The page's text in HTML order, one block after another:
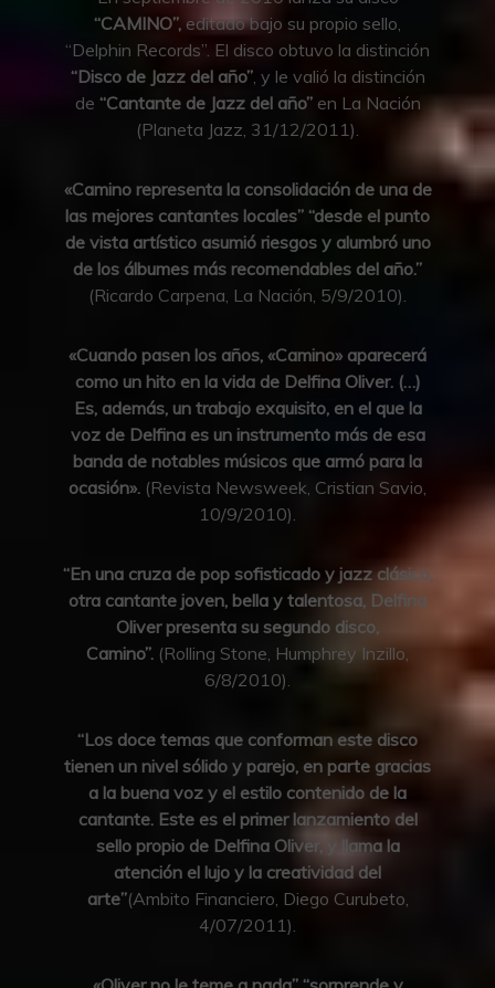
“CAMINO”, editado bajo su propio sello,
“Delphin Records”. El disco obtuvo la distinción
“Disco de Jazz del año”, y le valió la distinción
de “Cantante de Jazz del año”en La Nación
(Planeta Jazz, 31/12/2011).
«Camino representa la consolidación de una de
las mejores cantantes locales” “desde el punto
de vista artístico asumió riesgos y alumbró uno
de los álbumes más recomendables del año.”
(Ricardo Carpena, La Nación, 5/9/2010).
«Cuando pasen los años, «Camino» aparecerá
como un hito en la vida de Delfina Oliver. (…)
Es, además, un trabajo exquisito, en el que la
voz de Delfina es un instrumento más de esa
banda de notables músicos que armó para la
ocasión». (Revista Newsweek, Cristian Savio,
10/9/2010).
“En una cruza de pop sofisticado y jazz clásico,
otra cantante joven, bella y talentosa, Delfina
Oliver presenta su segundo disco,
Camino”. (Rolling Stone, Humphrey Inzillo,
6/8/2010).
“Los doce temas que conforman este disco
tienen un nivel sólido y parejo, en parte gracias
a la buena voz y el estilo contenido de la
cantante. Este es el primer lanzamiento del
sello propio de Delfina Oliver, y llama la
atención el lujo y la creatividad del
arte”(Ambito Financiero, Diego Curubeto,
4/07/2011).